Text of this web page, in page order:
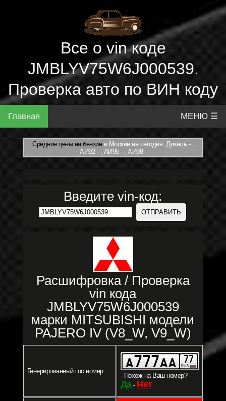
Все о vin коде
JMBLYV75W6J000539.
Проверка авто по ВИН коду
Главная МЕНЮ ☰
Средние цены на бензинв Москве на сегодня: Дизель - ,
АИ92 - , АИ95 - , АИ98 -
Введите vin-код:
Расшифровка / Проверка
vin кода
JMBLYV75W6J000539
марки MITSUBISHI модели
PAJERO IV (V8_W, V9_W)
Генерированный гос номер:
- Похож на Ваш номер? -
Да- Нет